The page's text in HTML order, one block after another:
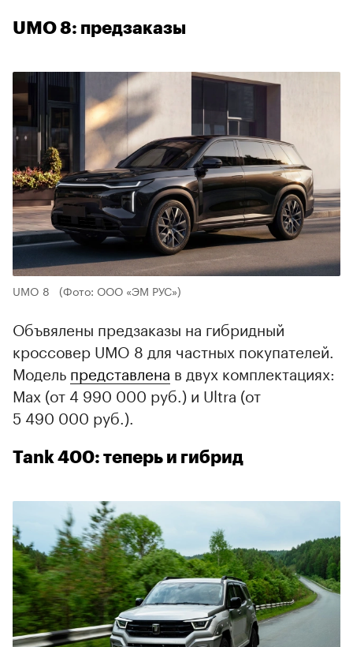
UMO 8: предзаказы
UMO 8 (Фото: ООО «ЭМ РУС»)
Объвялены предзаказы на гибридный
кроссовер UMO 8 для частных покупателей.
Модель представлена в двух комплектациях:
Max (от 4 990 000 руб.) и Ultra (от
5 490 000 руб.).
Tank 400: теперь и гибрид